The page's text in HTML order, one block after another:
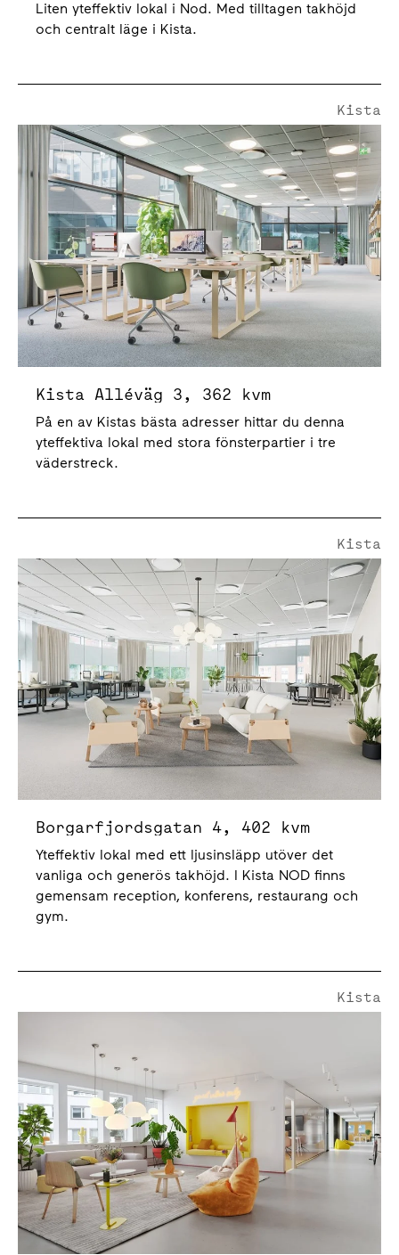
Liten yteffektiv lokal i Nod. Med tilltagen takhöjd
och centralt läge i Kista.
Kista Alléväg 3
Kista
Kista Alléväg 3, 362 kvm
På en av Kistas bästa adresser hittar du denna
yteffektiva lokal med stora fönsterpartier i tre
väderstreck.
Borgarfjordsgatan 4
Kista
Borgarfjordsgatan 4, 402 kvm
Yteffektiv lokal med ett ljusinsläpp utöver det
vanliga och generös takhöjd. I Kista NOD finns
gemensam reception, konferens, restaurang och
gym.
Kista